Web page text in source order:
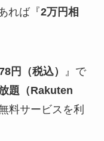
れば『2万円相
円（税込）
』で
題（Rakuten
料サービスを利